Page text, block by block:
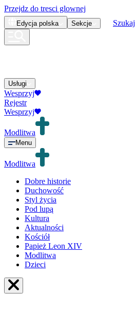
Przejdz do tresci glownej
Edycja polska Sekcje Szukaj
Usługi
Wesprzyj
Rejestr
Wesprzyj
Modlitwa
Menu
Modlitwa
Dobre historie
Duchowość
Styl życia
Pod lupą
Kultura
Aktualności
Kościół
Papież Leon XIV
Modlitwa
Dzieci